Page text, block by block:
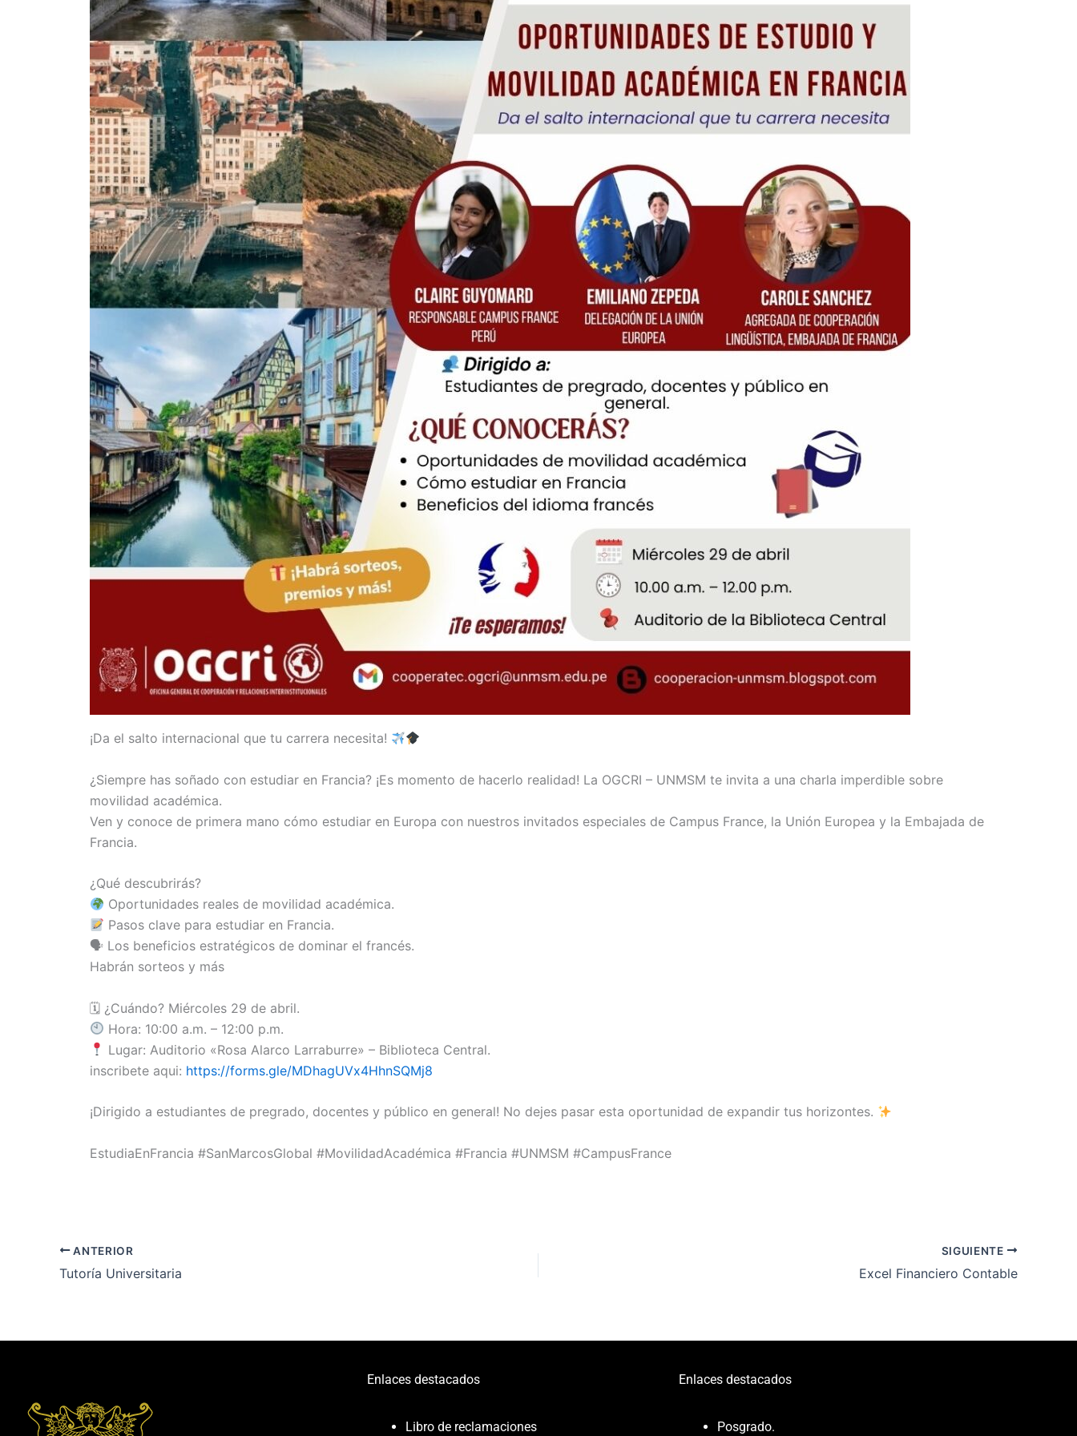
¡Da el salto internacional que tu carrera necesita!
¿Siempre has soñado con estudiar en Francia? ¡Es momento de hacerlo realidad! La OGCRI – UNMSM te invita a una charla imperdible sobre
movilidad académica.
Ven y conoce de primera mano cómo estudiar en Europa con nuestros invitados especiales de Campus France, la Unión Europea y la Embajada de
Francia.
¿Qué descubrirás?
Oportunidades reales de movilidad académica.
Pasos clave para estudiar en Francia.
🗣 Los beneficios estratégicos de dominar el francés.
Habrán sorteos y más
🗓 ¿Cuándo? Miércoles 29 de abril.
Hora: 10:00 a.m. – 12:00 p.m.
Lugar: Auditorio «Rosa Alarco Larraburre» – Biblioteca Central.
inscribete aqui: https://forms.gle/MDhagUVx4HhnSQMj8
¡Dirigido a estudiantes de pregrado, docentes y público en general! No dejes pasar esta oportunidad de expandir tus horizontes.
EstudiaEnFrancia #SanMarcosGlobal #MovilidadAcadémica #Francia #UNMSM #CampusFrance
ANTERIOR
Tutoría Universitaria
SIGUIENTE
Excel Financiero Contable
Enlaces destacados
Libro de reclamaciones
Enlaces destacados
Posgrado.